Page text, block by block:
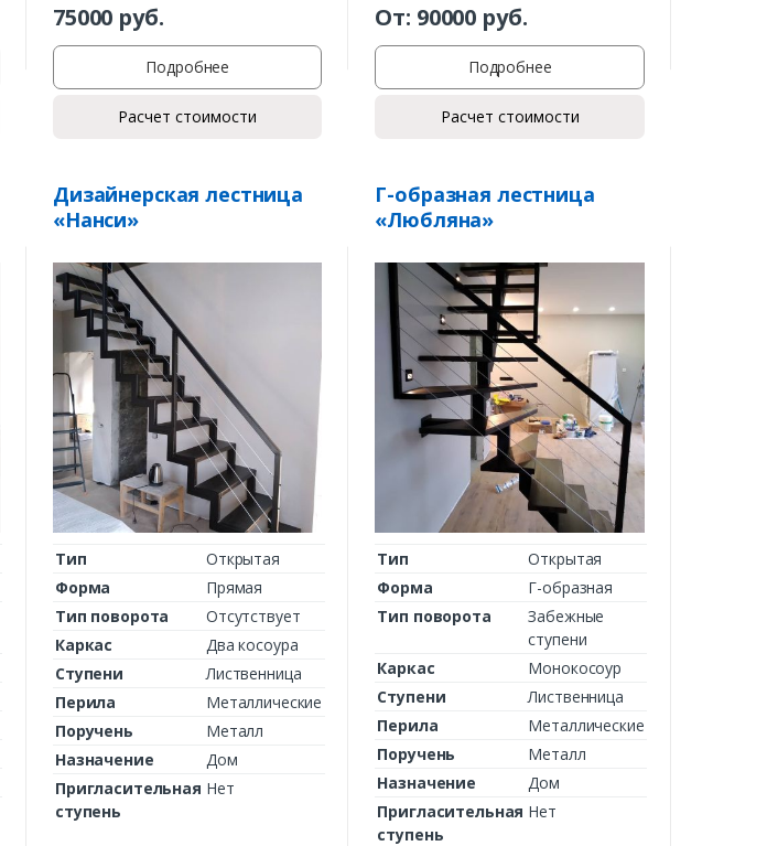
75000 руб.
Подробнее
Расчет стоимости
От: 90000 руб.
Подробнее
Расчет стоимости
Дизайнерская лестница
«Нанси»
Тип
Открытая
Форма
Прямая
Тип поворота
Отсутствует
Каркас
Два косоура
Ступени
Лиственница
Перила
Металлические
Поручень
Металл
Назначение
Дом
Пригласительная
ступень
Нет
Г-образная лестница
«Любляна»
Тип
Открытая
Форма
Г-образная
Тип поворота
Забежные
ступени
Каркас
Монокосоур
Ступени
Лиственница
Перила
Металлические
Поручень
Металл
Назначение
Дом
Пригласительная
ступень
Нет